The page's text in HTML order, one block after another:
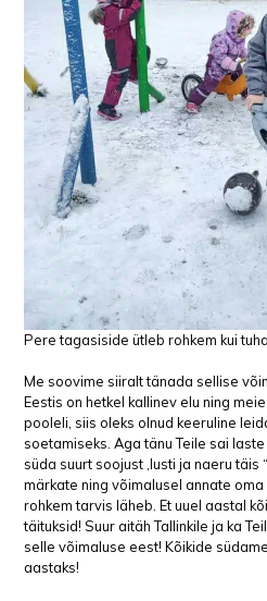
Pere tagasiside ütleb rohkem kui
Me soovime siiralt tänada sellise
Eestis on hetkel kallinev elu ning
pooleli, siis oleks olnud keeruline
soetamiseks. Aga tänu Teile sai
süda suurt soojust ,lusti ja naeru täis
märkate ning võimalusel annate
rohkem tarvis läheb. Et uuel aastal
täituksid! Suur aitäh Tallinkile ja ka
selle võimaluse eest! Kõikide
aastaks!